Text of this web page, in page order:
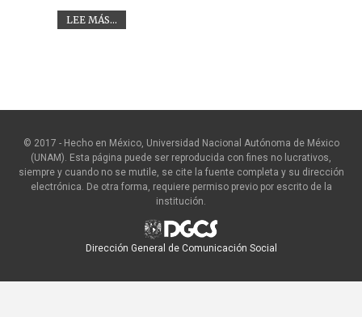
LEE MÁS...
© 2017 - Hecho en México, Universidad Nacional Autónoma de México
(UNAM). Esta página puede ser reproducida con fines no lucrativos,
siempre y cuando no se mutile, se cite la fuente completa y su dirección
electrónica. De otra forma, requiere permiso previo por escrito de la
institución.
Dirección General de Comunicación Social